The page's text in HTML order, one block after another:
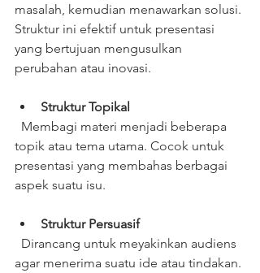
masalah, kemudian menawarkan solusi.
Struktur ini efektif untuk presentasi
yang bertujuan mengusulkan
perubahan atau inovasi.
Struktur Topikal
topik atau tema utama. Cocok untuk
presentasi yang membahas berbagai
aspek suatu isu.
Struktur Persuasif
agar menerima suatu ide atau tindakan.